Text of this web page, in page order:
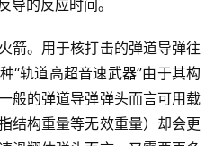
导的反应时间。
箭。用于核打击的弹道导弹往
“轨道高超音速武器”由于其构
般的弹道导弹弹头而言可用载
结构重量等无效重量）却会更